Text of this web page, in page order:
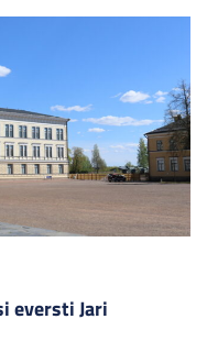
eversti Jari